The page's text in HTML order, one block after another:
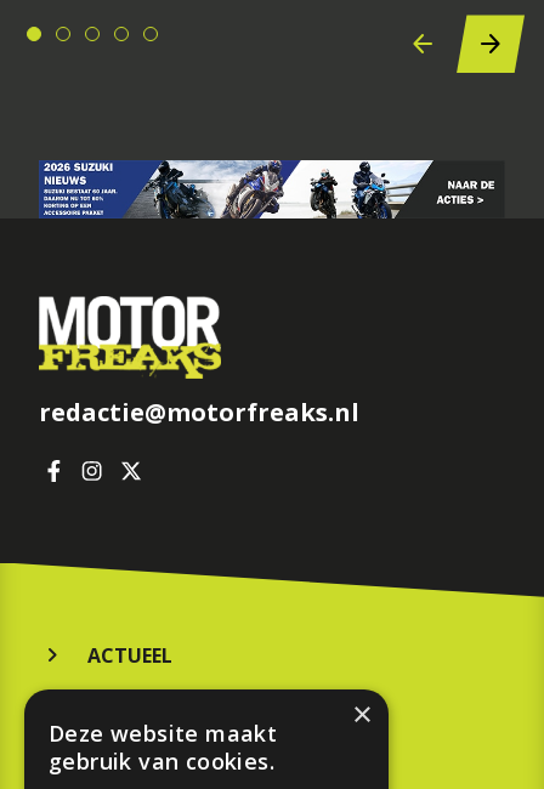
redactie@motorfreaks.nl
ACTUEEL
KOOPGIDS
×
Deze website maakt
gebruik van cookies.